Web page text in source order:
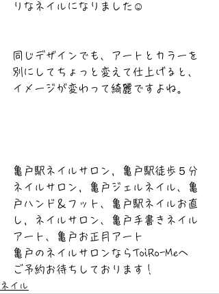
りなネイルになりました☺️
同じデザインでも、アートとカラーを
別にしてちょっと変えて仕上げると、
イメージが変わって綺麗ですよね。
亀戸駅ネイルサロン，亀戸駅徒歩５分
ネイルサロン，亀戸ジェルネイル、亀
戸ハンド＆フット、亀戸駅ネイルお直
し，ネイルサロン、亀戸手書きネイル
アート、亀戸お正月アート
亀戸のネイルサロンならToiRo-Meへ
ご予約お待ちしております！
ネイル